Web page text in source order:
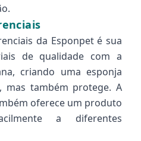
da Esponpet é sua
de qualidade com a
criando uma esponja
mas também protege. A
oferece um produto
a diferentes